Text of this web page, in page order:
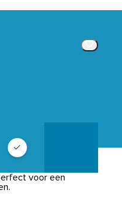
voor een